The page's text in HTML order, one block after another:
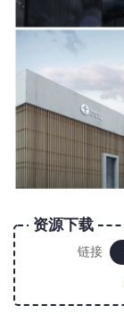
资源下载
链接